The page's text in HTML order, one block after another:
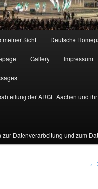
meiner Sicht Deutsche
Gallery Impressum
der ARGE Aachen und
zur Datenverarbeitung und zum
←